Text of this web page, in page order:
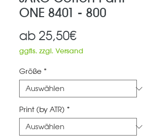
ONE 8401 - 800
ab 25,50€Sale-
Preis
ggfls. zzgl. Versand
Größe *
Print (by ATR) *